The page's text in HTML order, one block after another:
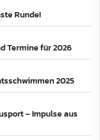
Runde!
Termine für 2026
2025
– Impulse aus